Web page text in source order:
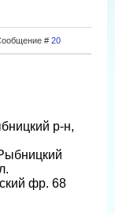
# 20
р-н,
фр. 68